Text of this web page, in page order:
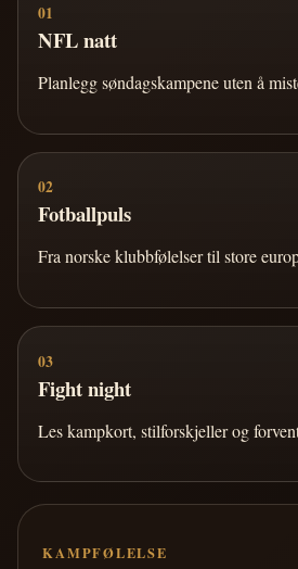
01
NFL natt
Planlegg søndagskampene uten å
02
Fotballpuls
Fra norske klubbfølelser til store
03
Fight night
Les kampkort, stilforskjeller og
KAMPFØLELSE